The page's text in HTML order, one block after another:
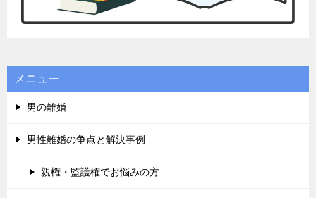
メニュー
男の離婚
男性離婚の争点と解決事例
親権・監護権でお悩みの方